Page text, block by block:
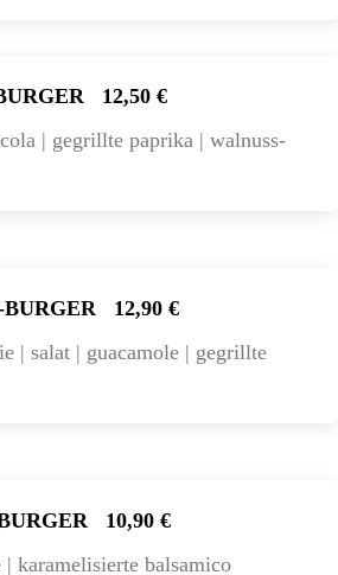
12,50 €
| gegrillte paprika | walnuss-
12,90 €
| salat | guacamole | gegrillte
10,90 €
karamelisierte balsamico